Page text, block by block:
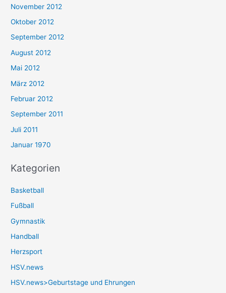
November 2012
Oktober 2012
September 2012
August 2012
Mai 2012
März 2012
Februar 2012
September 2011
Juli 2011
Januar 1970
Kategorien
Basketball
Fußball
Gymnastik
Handball
Herzsport
HSV.news
HSV.news>Geburtstage und Ehrungen